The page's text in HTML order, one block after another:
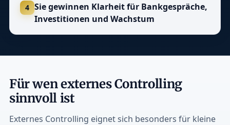
4 Sie gewinnen Klarheit für Bankgespräche,
Investitionen und Wachstum
Für wen externes Controlling
sinnvoll ist
Externes Controlling eignet sich besonders für kleine